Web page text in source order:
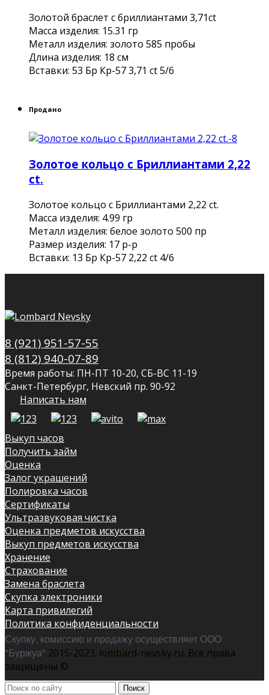
Золотой браслет с бриллиантами 3,71ct
Масса изделия: 15.31 гр
Металл изделия: золото 585 пробы
Длина изделия: 18 см
Вставки: 53 Бр Кр-57 3,71 ct 5/6
Продано
Золотое кольцо с Бриллиантами 2,22
ct.
Золотое кольцо с Бриллиантами 2,22 ct.
Масса изделия: 4.99 гр
Металл изделия: белое золото 500 пр
Размер изделия: 17 р-р
Вставки: 13 Бр Кр-57 2,22 ct 4/6
8 (921) 951-57-55
8 (812) 940-07-89
Время работы: ПН-ПТ 10-20, СБ-ВС 11-19
Санкт-Петербург, Невский пр. 90-92
Написать нам
Выкуп часов
Получить займ
Оценка
Залог украшений
Полировка часов
Сертификаты
Ультразвуковая чистка
Оценка предметов искусства
Выкуп предметов искусства
Хранение
Страхование
Замена браслета
Скупка электроники
Карта привилегий
Политика конфиденциальности
Скупку, комиссию и продажу осуществляет ООО
"Буржуа" 2015-2023. lombard-nevsky.ru. Все права
защищены ©
Поиск